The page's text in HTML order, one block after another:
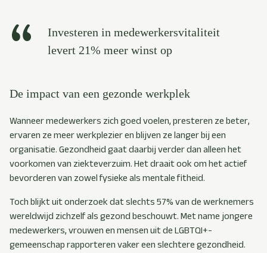
Investeren in medewerkersvitaliteit
levert 21% meer winst op
De impact van een gezonde werkplek
Wanneer medewerkers zich goed voelen, presteren ze beter,
ervaren ze meer werkplezier en blijven ze langer bij een
organisatie. Gezondheid gaat daarbij verder dan alleen het
voorkomen van ziekteverzuim. Het draait ook om het actief
bevorderen van zowel fysieke als mentale fitheid.
Toch blijkt uit onderzoek dat slechts 57% van de werknemers
wereldwijd zichzelf als gezond beschouwt. Met name jongere
medewerkers, vrouwen en mensen uit de LGBTQI+-
gemeenschap rapporteren vaker een slechtere gezondheid.